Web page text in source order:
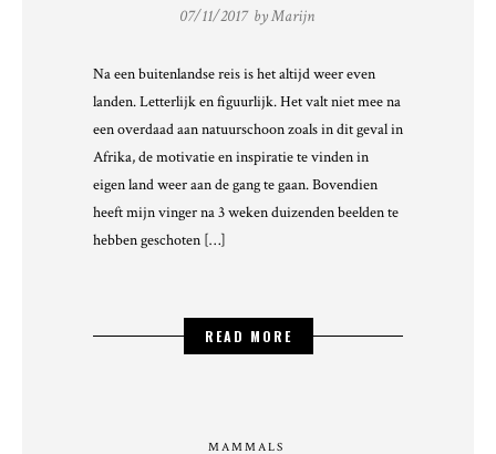
07/11/2017 byMarijn
Na een buitenlandse reis is het altijd weer even
landen. Letterlijk en figuurlijk. Het valt niet mee na
een overdaad aan natuurschoon zoals in dit geval in
Afrika, de motivatie en inspiratie te vinden in
eigen land weer aan de gang te gaan. Bovendien
heeft mijn vinger na 3 weken duizenden beelden te
hebben geschoten […]
READ MORE
MAMMALS